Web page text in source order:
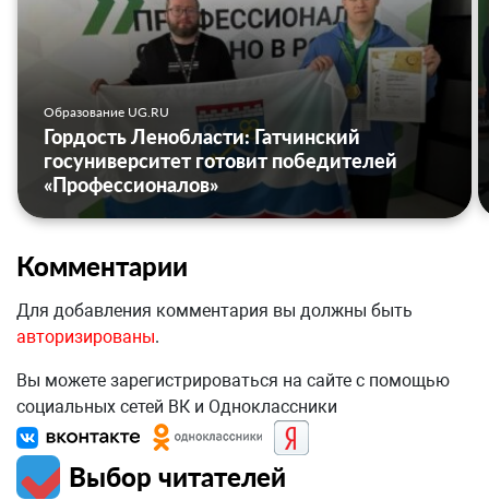
Образование UG.RU
Гордость Ленобласти: Гатчинский
госуниверситет готовит победителей
«Профессионалов»
Комментарии
Для добавления комментария вы должны быть
авторизированы.
Вы можете зарегистрироваться на сайте с помощью
социальных сетей ВК и Одноклассники
Выбор читателей